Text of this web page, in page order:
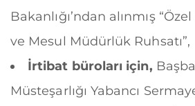
Bakanlığı’ndan alınmış
ve Mesul Müdürlük Ruhsatı”,
İrtibat büroları için,
Müsteşarlığı Yabancı